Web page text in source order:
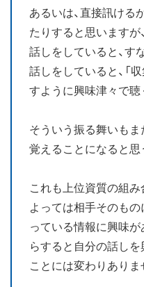
あるいは、直接訊ける
たりすると思いますが
話しをしていると、す
話しをしていると、「
すように興味津々で聴
そういう振る舞いもま
覚えることになると思
これも上位資質の組
よっては相手そのも
っている情報に興味
らすると自分の話し
ことには変わりありま